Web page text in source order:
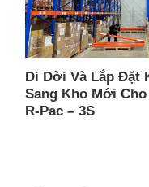
Di Dời Và Lắp Đặt
Sang Kho Mới
R-Pac – 3S